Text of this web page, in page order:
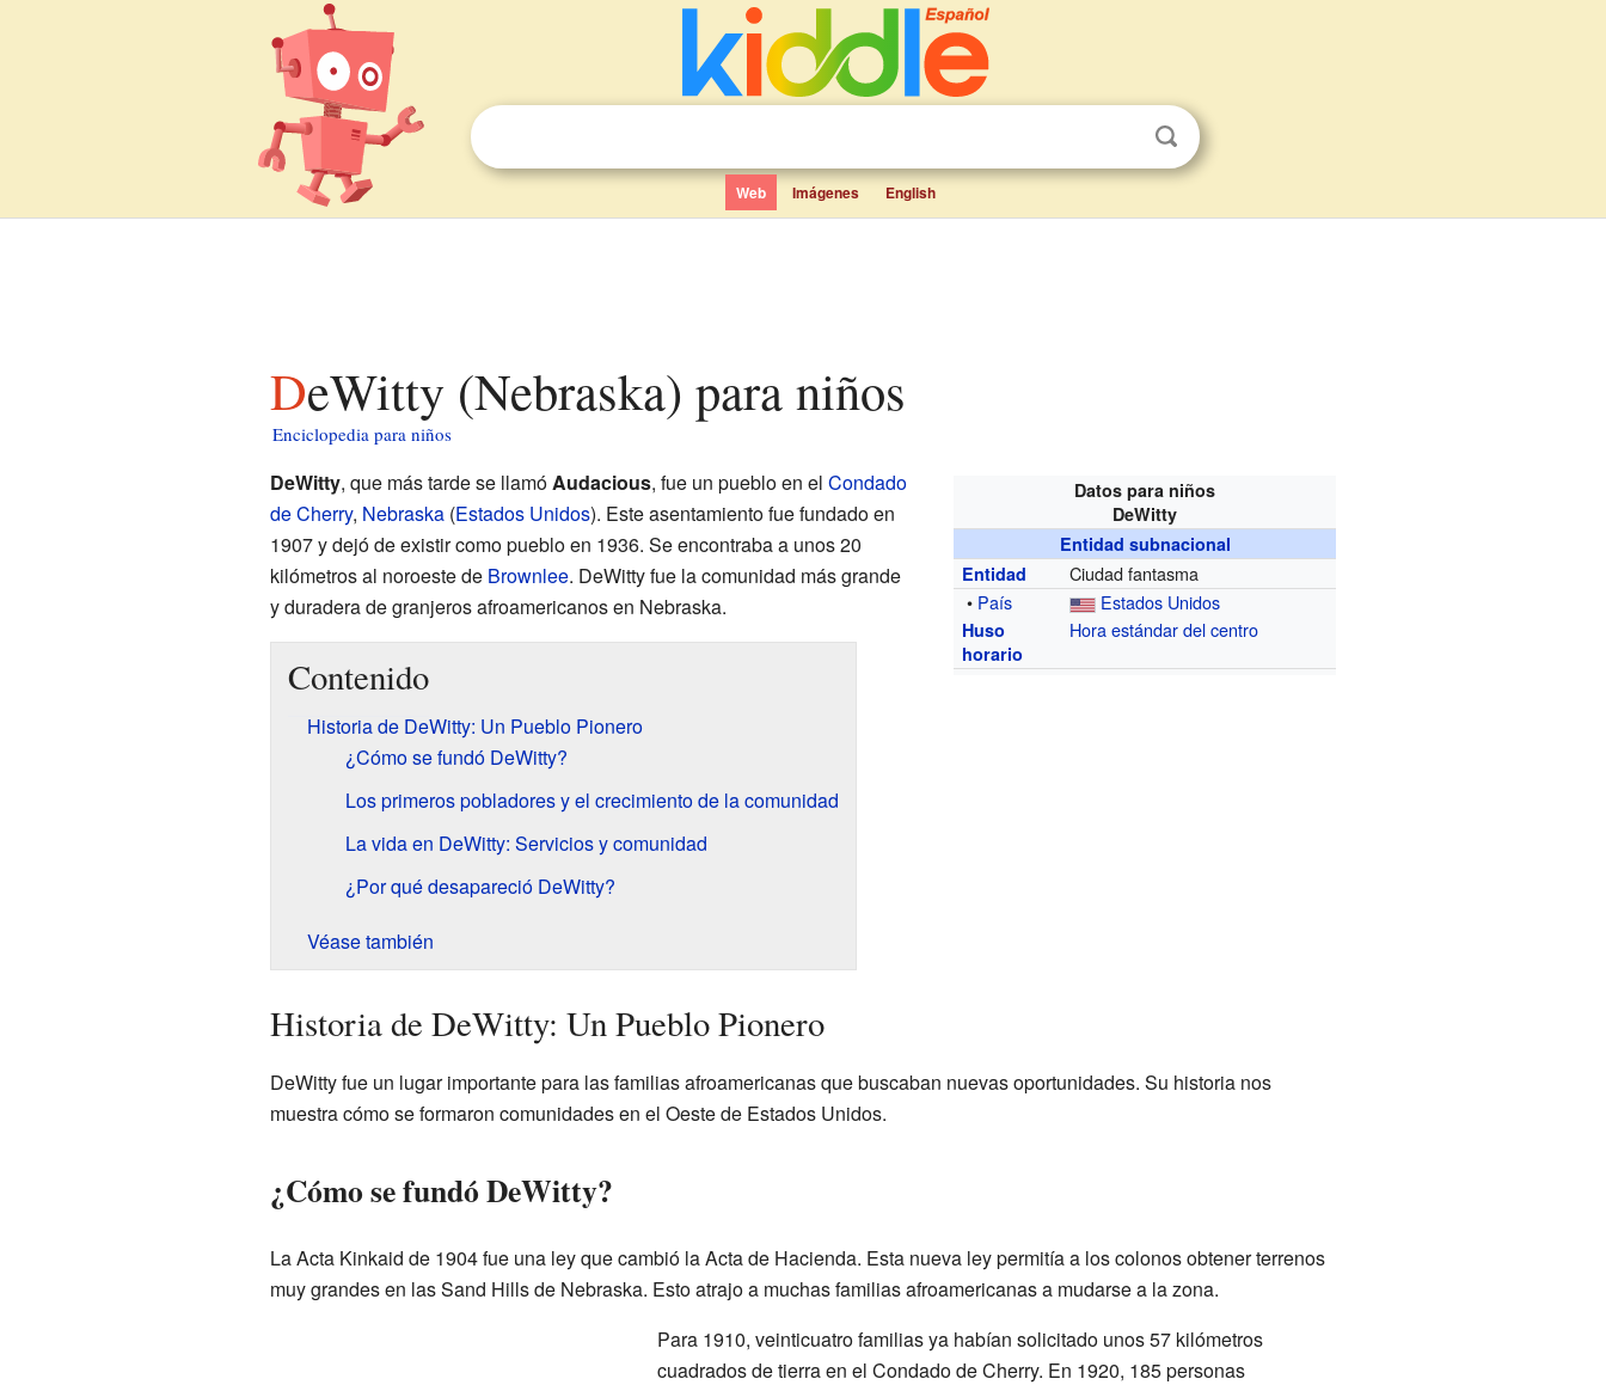
Web Imágenes English
DeWitty (Nebraska) para niños
Enciclopedia para niños
Datos para niños
DeWitty
Entidad subnacional
Entidad
Ciudad fantasma
• País Estados Unidos
Huso
horario
Hora estándar del centro
DeWitty, que más tarde se llamóAudacious, fue un pueblo en el Condado
de Cherry, Nebraska(Estados Unidos). Este asentamiento fue fundado en
1907 y dejó de existir como pueblo en 1936. Se encontraba a unos 20
kilómetros al noroeste de Brownlee. DeWitty fue la comunidad más grande
y duradera de granjeros afroamericanos en Nebraska.
Contenido
Historia de DeWitty: Un Pueblo Pionero
¿Cómo se fundó DeWitty?
Los primeros pobladores y el crecimiento de la comunidad
La vida en DeWitty: Servicios y comunidad
¿Por qué desapareció DeWitty?
Véase también
Historia de DeWitty: Un Pueblo Pionero
DeWitty fue un lugar importante para las familias afroamericanas que buscaban nuevas oportunidades. Su historia nos
muestra cómo se formaron comunidades en el Oeste de Estados Unidos.
¿Cómo se fundó DeWitty?
La Acta Kinkaid de 1904 fue una ley que cambió la Acta de Hacienda. Esta nueva ley permitía a los colonos obtener terrenos
muy grandes en las Sand Hills de Nebraska. Esto atrajo a muchas familias afroamericanas a mudarse a la zona.
Para 1910, veinticuatro familias ya habían solicitado unos 57 kilómetros
cuadrados de tierra en el Condado de Cherry. En 1920, 185 personas